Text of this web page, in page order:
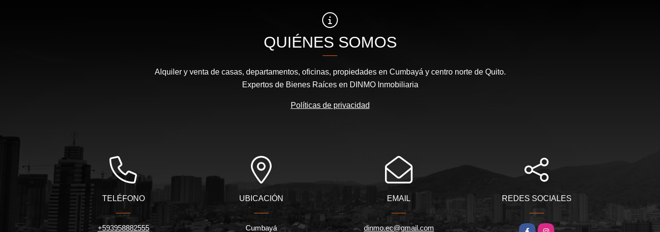
QUIÉNES SOMOS
Alquiler y venta de casas, departamentos, oficinas, propiedades en Cumbayá y centro norte de Quito.
Expertos de Bienes Raíces en DINMO Inmobiliaria
Políticas de privacidad
TELÉFONO
+593958882555
UBICACIÓN
Cumbayá
EMAIL
dinmo.ec@gmail.com
REDES SOCIALES
FacebookInstagram